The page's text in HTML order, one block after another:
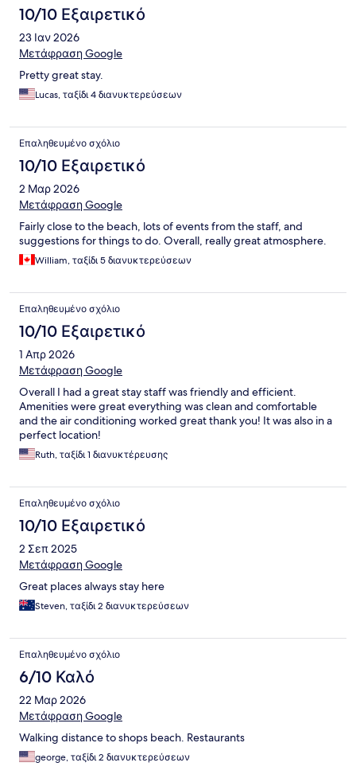
10/10 Εξαιρετικό
23 Ιαν 2026
Μετάφραση Google
Pretty great stay.
Lucas, ταξίδι 4 διανυκτερεύσεων
Επαληθευμένο σχόλιο
10/10 Εξαιρετικό
2 Μαρ 2026
Μετάφραση Google
Fairly close to the beach, lots of events from the staff, and
suggestions for things to do. Overall, really great atmosphere.
William, ταξίδι 5 διανυκτερεύσεων
Επαληθευμένο σχόλιο
10/10 Εξαιρετικό
1 Απρ 2026
Μετάφραση Google
Overall I had a great stay staff was friendly and efficient.
Amenities were great everything was clean and comfortable
and the air conditioning worked great thank you! It was also in a
perfect location!
Ruth, ταξίδι 1 διανυκτέρευσης
Επαληθευμένο σχόλιο
10/10 Εξαιρετικό
2 Σεπ 2025
Μετάφραση Google
Great places always stay here
Steven, ταξίδι 2 διανυκτερεύσεων
Επαληθευμένο σχόλιο
6/10 Καλό
22 Μαρ 2026
Μετάφραση Google
Walking distance to shops beach. Restaurants
george, ταξίδι 2 διανυκτερεύσεων